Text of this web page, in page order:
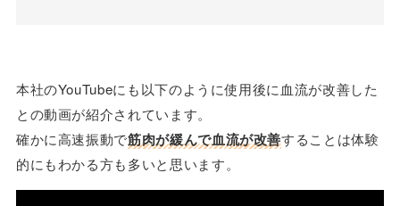
本社のYouTubeにも以下のように使用後に血流が改善した
との動画が紹介されています。
確かに高速振動で筋肉が緩んで血流が改善することは体験
的にもわかる方も多いと思います。